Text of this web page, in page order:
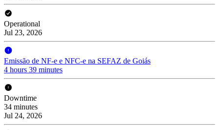
Operational
Jul 23, 2026
Emissão de NF-e e NFC-e na SEFAZ de Goiás
4 hours 39 minutes
Downtime
34 minutes
Jul 24, 2026